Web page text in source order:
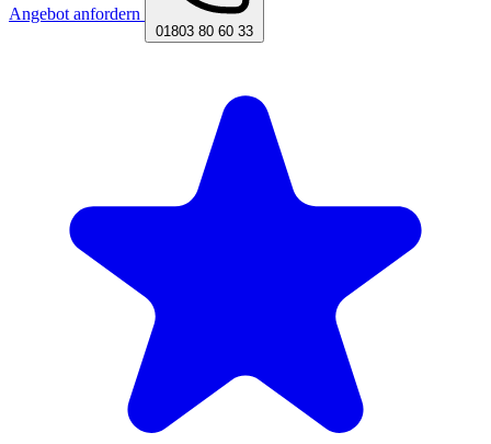
Angebot anfordern
01803 80 60 33